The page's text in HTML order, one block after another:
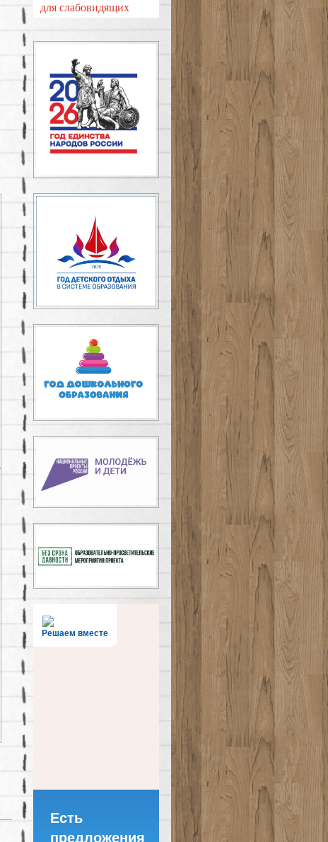
для слабовидящих
Решаем вместе
Есть
предложения